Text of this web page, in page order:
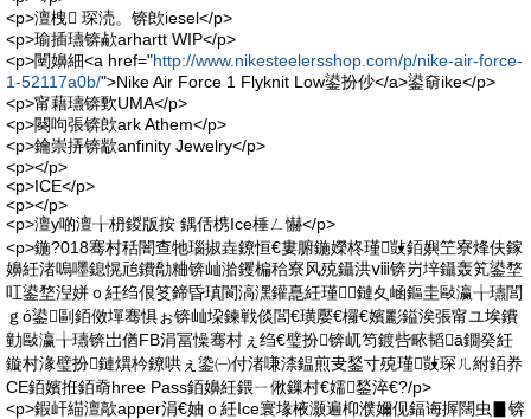
<p>澶栧 琛涜。锛欴iesel</p>
<p>瑜插瓙锛欳arhartt WIP</p>
<p>闉嬶細<a href="http://www.nikesteelersshop.com/p/nike-air-force-
1-52117a0b/">Nike Air Force 1 Flyknit Low鍙扮仯</a>鍙奛ike</p>
<p>甯藉瓙锛歅UMA</p>
<p>闋呴張锛欴ark Athem</p>
<p>鑰崇挵锛歂anfinity Jewelry</p>
<p></p>
<p>ICE</p>
<p></p>
<p>澶у啲澶╁枬鍐版按 鍝佸槜Ice棰ㄥ懗</p>
<p>鍦?018骞村秳闇查牠瑙掓垚鐐恒€婁腑鍦嬫柊瑾敱銆嬩笁寮烽伕鎵
嬶紝渚嗚嚜鎴愰兘鐨勪粬锛屾湁钁楄秴寮风殑鑷洪ⅷ锛岃垶鑷轰笂鍙堥
叿鍙堥湼姘ｏ紝绉佷笅鍗昏瑱閬滈潶鑵嗭紝瑾┍鏈夊崡鏂圭敺瀛╁瓙閭
ｇó鍙剾銆傚墠骞惧ぉ锛屾垜鍊戦倓閭€璜嬮€欏€嬪彲鎰涘張甯ユ埃鐨
勭敺瀛╁瓙锛岀偤FB涓冨懆骞村ぇ绉€璧扮锛屼笉鍍呰畩韬ā鐗癸紝
鏇村湪璧扮鏈熼枔鐐哄ぇ鍌㈠付渚嗛渿鎾煎叏鍫寸殑瑾敱琛ㄦ紨銆奍
CE銆嬪拰銆奣hree Pass銆嬶紝鍡ㄧ偢鏁村€嬬鍫淬€?/p>
<p>鍜屽緢澶歊apper涓€妯ｏ紝Ice寰堟棭灏遍枊濮嬭伣鍢诲搱闊虫▊锛